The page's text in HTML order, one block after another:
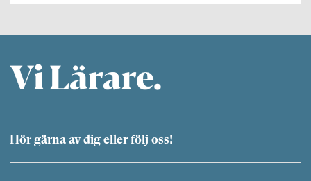
Hör gärna av dig eller följ oss!